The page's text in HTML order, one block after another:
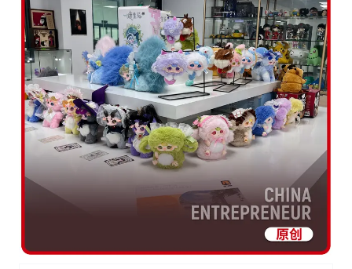
情侣在平潭拍日出时坠崖致一死一伤
生产也能“拼单”了
央视新主播李秋莹孙亚鹏亮相
白海豚登陆前还将加强
娜扎称眼睛恢复情况不太妙
河南刑案嫌犯被抓 逃窜时伤害多人
经常半夜醒要排查6种疾病
乐享全民健身 共筑健康中国